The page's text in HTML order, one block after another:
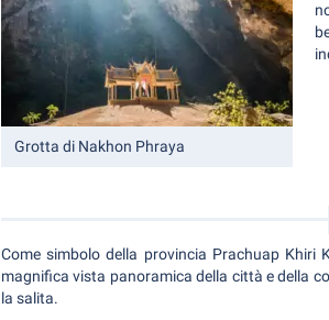
Grotta di Nakhon Phraya
Come simbolo della provincia Prachuap Khiri
magnifica vista panoramica della città e della
la salita.